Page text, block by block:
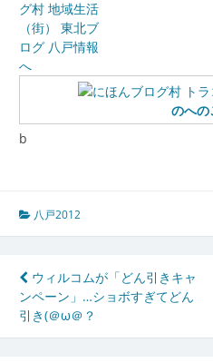
のへの
b
八戸2012
投
稿
ナ
ウィルコムが「どん引きキャ
ンペーン」…ショボすぎてどん
引き(＠ω＠？